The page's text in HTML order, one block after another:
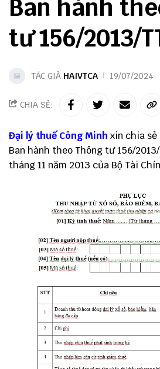
Ban hành
tư 156/2013/
TÁC GIẢ HAIVTCA 19/07/2024
CHIA SẺ:
Đại lý thuế Công Minh xin chia sẻ
Ban hành theo Thông tư 156/
tháng 11 năm 2013 của Bộ Tài